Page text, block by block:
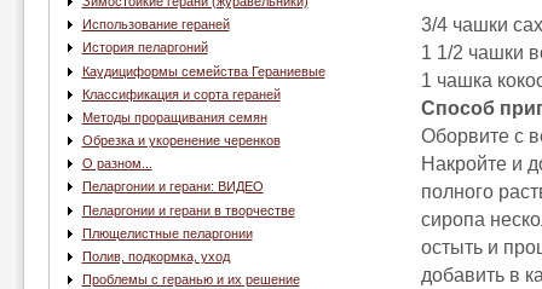
Использование гераней
История пеларгоний
Каудициформы семейства Гераниевые
Классификация и сорта гераней
Методы проращивания семян
Обрезка и укоренение черенков
О разном...
Пеларгонии и герани: ВИДЕО
Пеларгонии и герани в творчестве
Плющелистные пеларгонии
Полив, подкормка, уход
Проблемы с геранью и их решение
3/4 чашки
1 1/2 чашки
1 чашка
Способ
Оборвите с
Накройте и
полного
сиропа
остыть и
добавить в